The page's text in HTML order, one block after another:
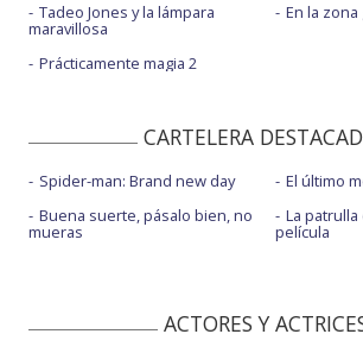
Tadeo Jones y la lámpara
maravillosa
Prácticamente magia 2
En la zona
CARTELERA
Spider-man: Brand new day
Buena suerte, pásalo bien, no
mueras
El último
La patrulla
película
ACTORES Y